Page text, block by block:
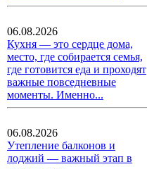
06.08.2026
Кухня — это сердце дома,
место, где собирается семья,
где готовится еда и проходят
важные повседневные
моменты. Именно...
06.08.2026
Утепление балконов и
лоджий — важный этап в